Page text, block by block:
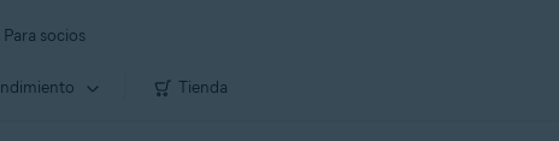
Para socios
Tienda